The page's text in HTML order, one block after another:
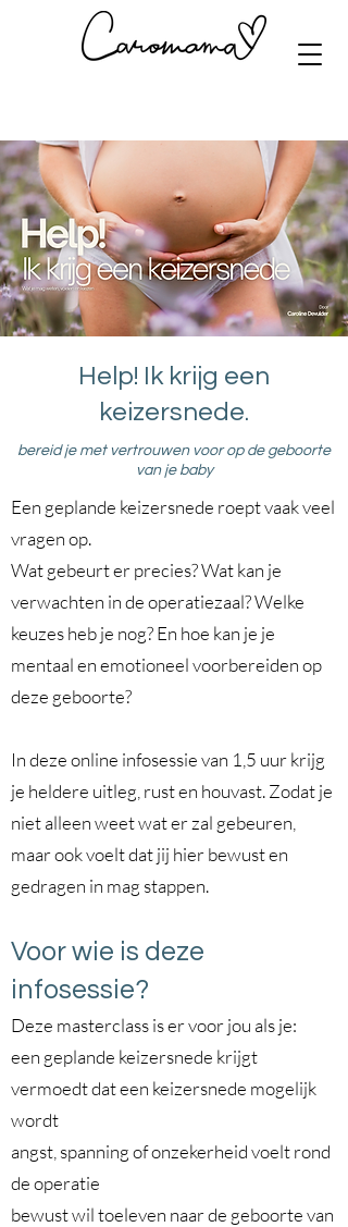
Help! Ik krijg een
keizersnede.
bereid je met vertrouwen voor op de geboorte
van je baby
Een geplande keizersnede roept vaak veel
vragen op.
Wat gebeurt er precies? Wat kan je
verwachten in de operatiezaal? Welke
keuzes heb je nog? En hoe kan je je
mentaal en emotioneel voorbereiden op
deze geboorte?
In deze online infosessie van 1,5 uur krijg
je heldere uitleg, rust en houvast. Zodat je
niet alleen weet wat er zal gebeuren,
maar ook voelt dat jij hier bewust en
gedragen in mag stappen.
Voor wie is deze
infosessie?
Deze masterclass is er voor jou als je:
een geplande keizersnede krijgt
vermoedt dat een keizersnede mogelijk
wordt
angst, spanning of onzekerheid voelt rond
de operatie
bewust wil toeleven naar de geboorte van